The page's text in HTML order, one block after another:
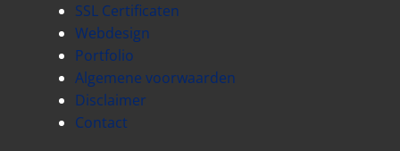
SSL Certificaten
Webdesign
Portfolio
Algemene voorwaarden
Disclaimer
Contact